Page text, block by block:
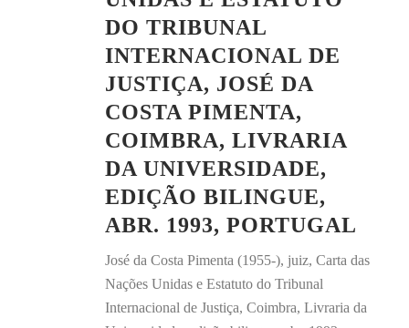
DO TRIBUNAL
INTERNACIONAL DE
JUSTIÇA, JOSÉ DA
COSTA PIMENTA,
COIMBRA, LIVRARIA
DA UNIVERSIDADE,
EDIÇÃO BILINGUE,
ABR. 1993, PORTUGAL
José da Costa Pimenta (1955-), juiz, Carta das
Nações Unidas e Estatuto do Tribunal
Internacional de Justiça, Coimbra, Livraria da